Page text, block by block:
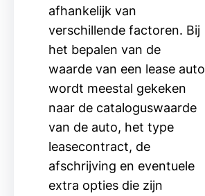
afhankelijk van
verschillende factoren. Bij
het bepalen van de
waarde van een lease auto
wordt meestal gekeken
naar de cataloguswaarde
van de auto, het type
leasecontract, de
afschrijving en eventuele
extra opties die zijn